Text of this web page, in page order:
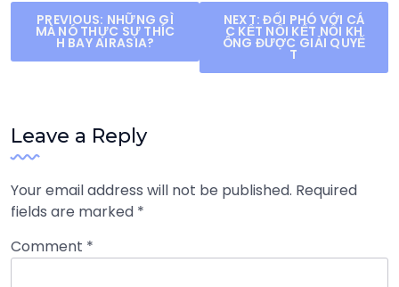
Post
navigation
PREVIOUS: NHỮNG GÌ
MÀ NÓ THỰC SỰ THÍC
H BAY AIRASIA?
NEXT: ĐỐI PHÓ VỚI CÁ
C KẾT NỐI KẾT NỐI KH
ÔNG ĐƯỢC GIẢI QUYẾ
T
Leave a Reply
Your email address will not be published. Required
fields are marked *
Comment *